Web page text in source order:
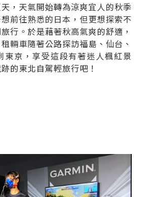
，天氣開始轉為涼爽宜人的秋季
前往熟悉的日本，但更想探索不
行。於是藉著秋高氣爽的舒適，
輛車隨著公路探訪福島、仙台、
東京，享受這段有著迷人楓紅景
的東北自駕輕旅行吧！